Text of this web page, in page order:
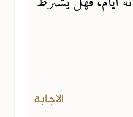
الاجابة